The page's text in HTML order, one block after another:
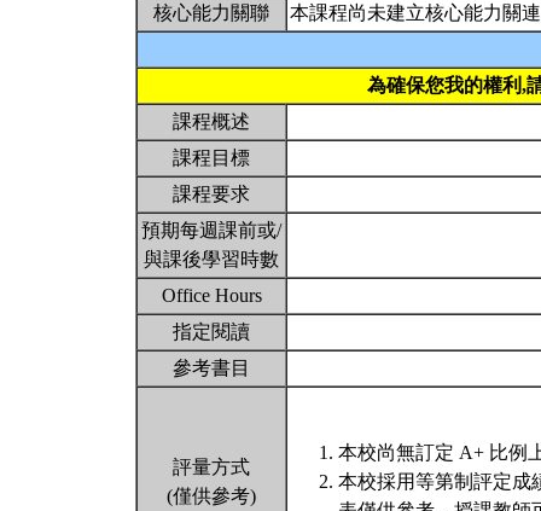
核心能力關聯
本課程尚未建立核心能力關連
為確保您我的權利,
課程概述
課程目標
課程要求
預期每週課前或/
與課後學習時數
Office Hours
指定閱讀
參考書目
評量方式
(僅供參考)
本校尚無訂定 A+ 比例
本校採用等第制評定成